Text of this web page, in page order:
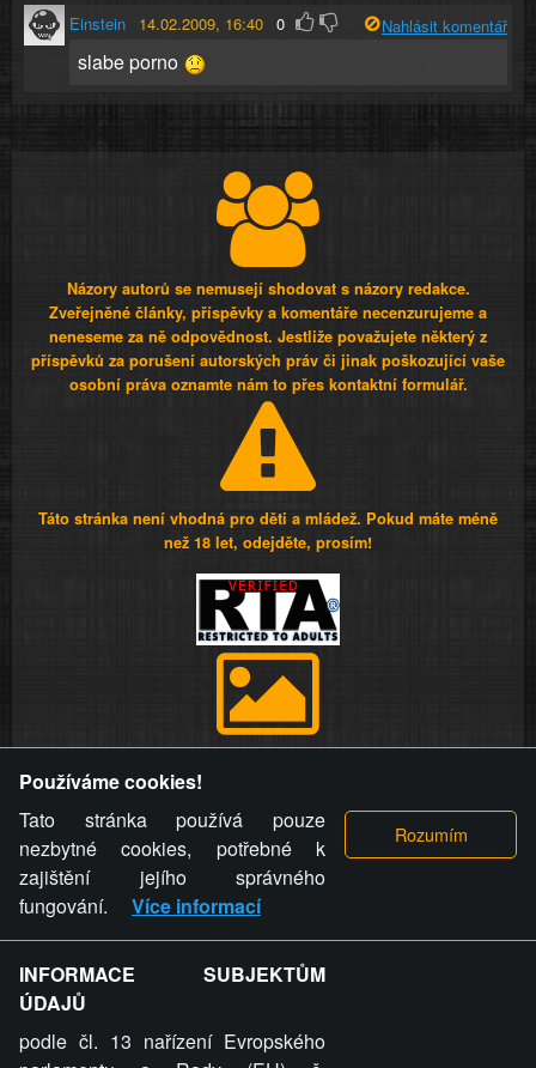
Einstein 14.02.2009, 16:40 0 Nahlásit komentář
slabe porno
Názory autorů se nemusejí shodovat s názory redakce.
Zveřejněné články, příspěvky a komentáře necenzurujeme a
neneseme za ně odpovědnost. Jestliže považujete některý z
příspěvků za porušení autorských práv či jinak poškozující vaše
osobní práva oznamte nám to přes kontaktní formulář.
Táto stránka není vhodná pro děti a mládež. Pokud máte méně
než 18 let, odejděte, prosím!
videa a komentáře. Osoba, které se toto opatření provozovatele
stránky týče, ani osoba, která umístila fotografii nebo video na
stránku, nemůže z důvodu odstranění fotografie, videa nebo
komentáře pro výše uvedenou okolnost uplatnit vůči
provozovateli stránky žádný nárok na náhradu škody nebo
nemajetkové újmy.
ZVRÁCENÝ.CZ - Svět není zvrácenej. To jen
ty lidi...
Používáme cookies!
Tato stránka používá pouze
nezbytné cookies, potřebné k
zajištění jejího správného
fungování.
Více informací
INFORMACE SUBJEKTŮM
ÚDAJŮ
podle čl. 13 nařízení Evropského